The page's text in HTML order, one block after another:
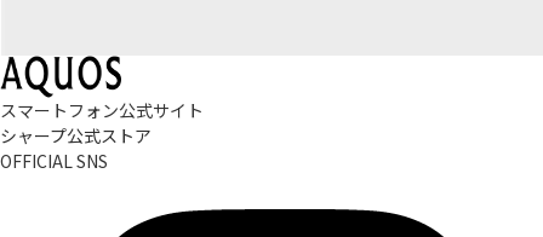
スマートフォン公式サイト
シャープ公式ストア
OFFICIAL SNS